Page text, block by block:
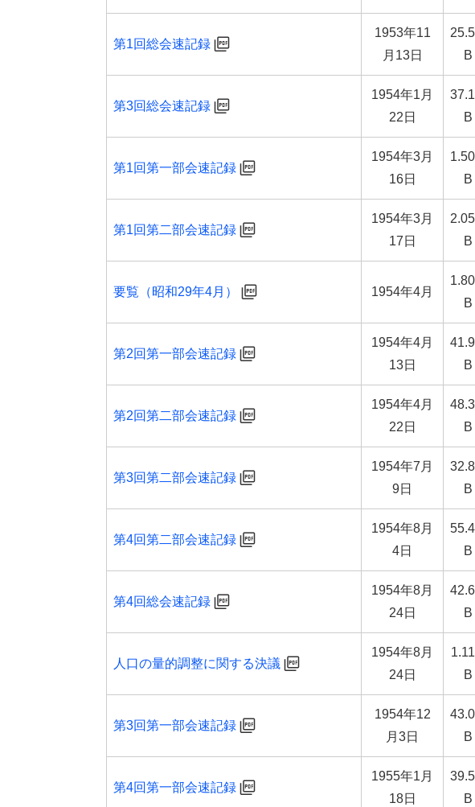
第1回総会速記録
1953年11
月13日
B
第3回総会速記録
1954年1月
22日
B
第1回第一部会速記録
1954年3月
16日
B
第1回第二部会速記録
1954年3月
17日
B
要覧（昭和29年4月） 1954年4月
B
第2回第一部会速記録
1954年4月
13日
B
第2回第二部会速記録
1954年4月
22日
B
第3回第二部会速記録
1954年7月
9日
B
第4回第二部会速記録
1954年8月
4日
B
第4回総会速記録
1954年8月
24日
B
人口の量的調整に関する決議
1954年8月
24日
B
第3回第一部会速記録
1954年12
月3日
B
第4回第一部会速記録
1955年1月
18日
B